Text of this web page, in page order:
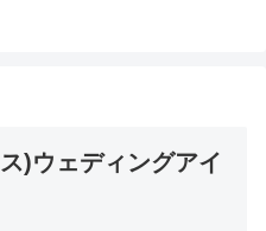
)ウェディングアイ